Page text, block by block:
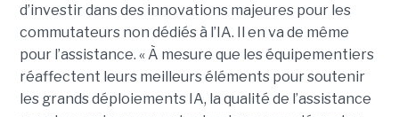
d’investir dans des innovations majeures pour les
commutateurs non dédiés à l’IA. Il en va de même
pour l’assistance. « À mesure que les équipementiers
réaffectent leurs meilleurs éléments pour soutenir
les grands déploiements IA, la qualité de l’assistance